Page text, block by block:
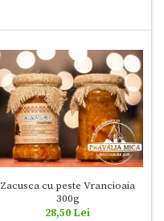
Zacusca cu peste Vrancioaia
300g
28,50 Lei